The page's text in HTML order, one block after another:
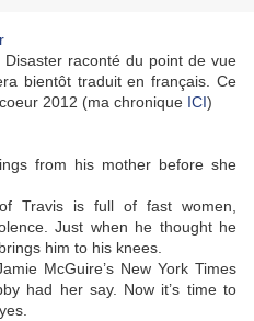
raconté du point de vue
bientôt traduit en français. Ce
2012 (ma chronique ICI)
from his mother before she
Travis is full of fast women,
Just when he thought he
him to his knees.
McGuire’s New York Times
had her say. Now it’s time to